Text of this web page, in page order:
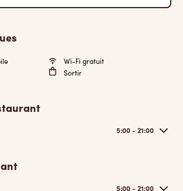
Wi-Fi gratuit
Sortir
5:00 - 21:00
5:00 - 21:00